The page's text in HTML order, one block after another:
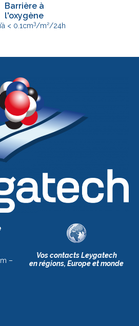
Barrière à
l'oxygène
< 0.1cm3/m²/24h
–
Vos contacts Leygatech
en régions, Europe et monde